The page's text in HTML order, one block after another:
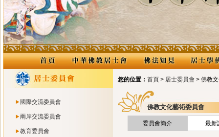
國際交流委員會
兩岸交流委員會
教育委員會
您的位置： 首頁 > 居士委員會 > 佛教
佛教文化藝術委員會
委員會簡介 最新